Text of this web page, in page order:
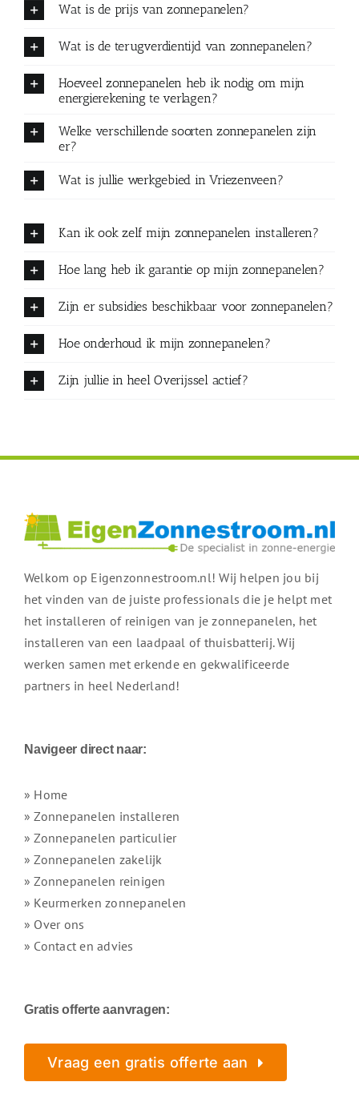
Wat is de prijs van zonnepanelen?
Wat is de terugverdientijd van zonnepanelen?
Hoeveel zonnepanelen heb ik nodig om mijn
energierekening te verlagen?
Welke verschillende soorten zonnepanelen zijn
er?
Wat is jullie werkgebied in Vriezenveen?
Kan ik ook zelf mijn zonnepanelen installeren?
Hoe lang heb ik garantie op mijn zonnepanelen?
Zijn er subsidies beschikbaar voor zonnepanelen?
Hoe onderhoud ik mijn zonnepanelen?
Zijn jullie in heel Overijssel actief?
Welkom op Eigenzonnestroom.nl! Wij helpen jou bij
het vinden van de juiste professionals die je helpt met
het installeren of reinigen van je zonnepanelen, het
installeren van een laadpaal of thuisbatterij. Wij
werken samen met erkende en gekwalificeerde
partners in heel Nederland!
Navigeer direct naar:
» Home
» Zonnepanelen installeren
» Zonnepanelen particulier
» Zonnepanelen zakelijk
» Zonnepanelen reinigen
» Keurmerken zonnepanelen
» Over ons
» Contact en advies
Gratis offerte aanvragen:
Vraag een gratis offerte aan